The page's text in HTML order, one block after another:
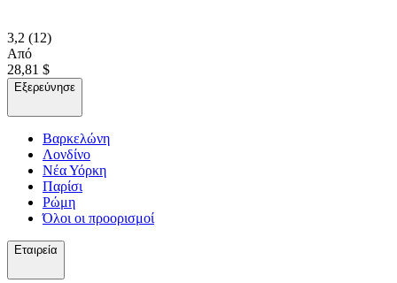
3,2 (12)
Από
28,81 $
Εξερεύνησε
Βαρκελώνη
Λονδίνο
Νέα Υόρκη
Παρίσι
Ρώμη
Όλοι οι προορισμοί
Εταιρεία